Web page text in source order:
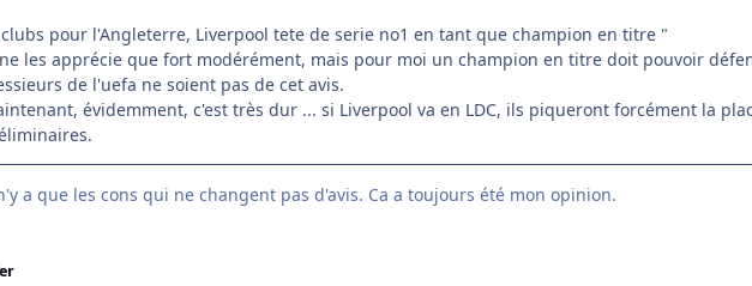
pour l'Angleterre, Liverpool tete de serie no1 en tant que champion en titre "
les apprécie que fort modérément, mais pour moi un champion en titre doit pouvoir
de l'uefa ne soient pas de cet avis.
évidemment, c'est très dur ... si Liverpool va en LDC, ils piqueront forcément la
a que les cons qui ne changent pas d'avis. Ca a toujours été mon opinion.